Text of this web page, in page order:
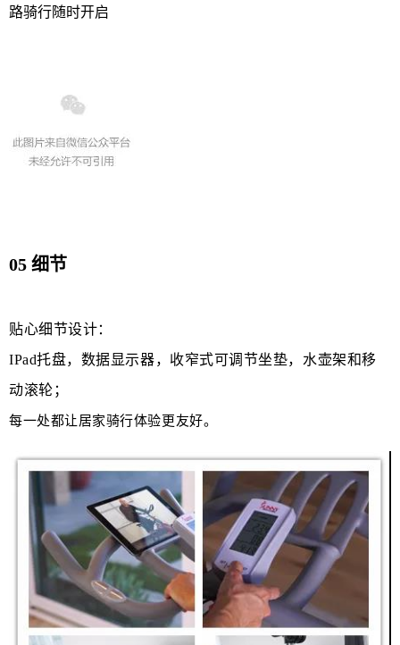
路骑行随时开启
05 细节
贴心细节设计：
IPad托盘，数据显示器，收窄式可调节坐垫，水壶架和移
动滚轮；
每一处都让居家骑行体验更友好。